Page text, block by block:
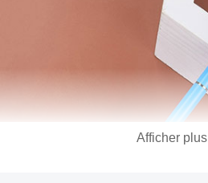
Afficher plus